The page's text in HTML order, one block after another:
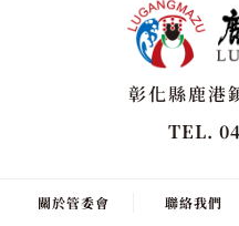
彰化縣鹿港
TEL.
關於管委會 聯絡我們